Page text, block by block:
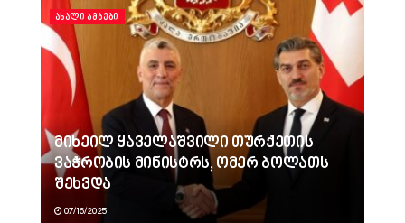
ᲐᲮᲐᲚᲘ ᲐᲛᲑᲔᲑᲘ
მიხეილ ყაველაშვილი თურქეთის
ვაჭრობის მინისტრს, ომერ ბოლათს
შეხვდა
07/16/2025